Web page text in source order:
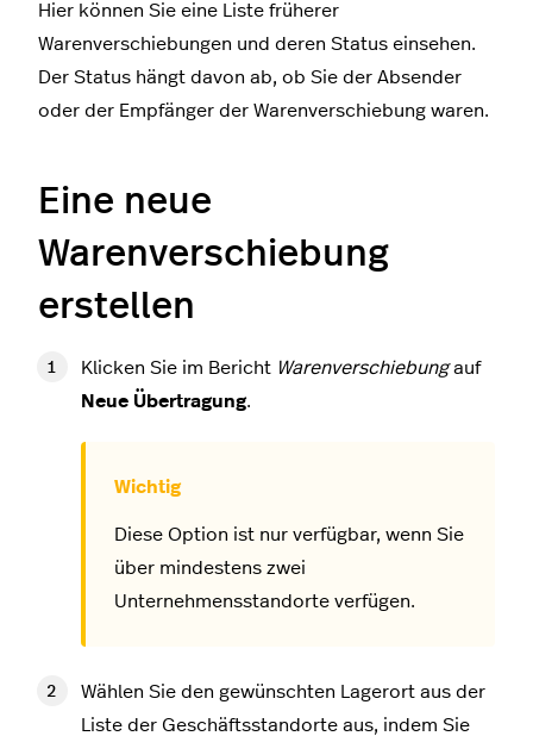
Hier können Sie eine Liste früherer
Warenverschiebungen und deren Status einsehen.
Der Status hängt davon ab, ob Sie der Absender
oder der Empfänger der Warenverschiebung waren.
Eine neue
Warenverschiebung
erstellen
Klicken Sie im Bericht Warenverschiebungauf
Neue Übertragung.
Diese Option ist nur verfügbar, wenn Sie
über mindestens zwei
Unternehmensstandorte verfügen.
Wählen Sie den gewünschten Lagerort aus der
Liste der Geschäftsstandorte aus, indem Sie